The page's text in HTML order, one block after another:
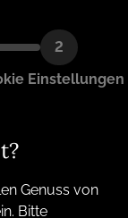
2
Einstellungen
Genuss von
Bitte